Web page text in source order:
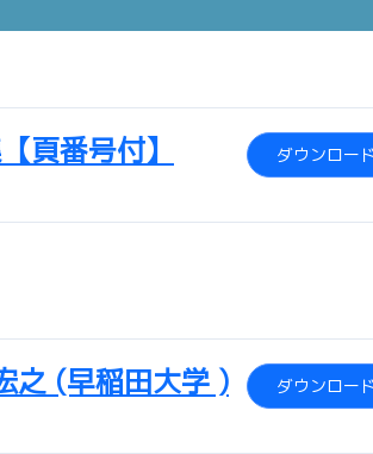
頁番号付】 ダウンロー
之 (早稲田大学 ) ダウンロー